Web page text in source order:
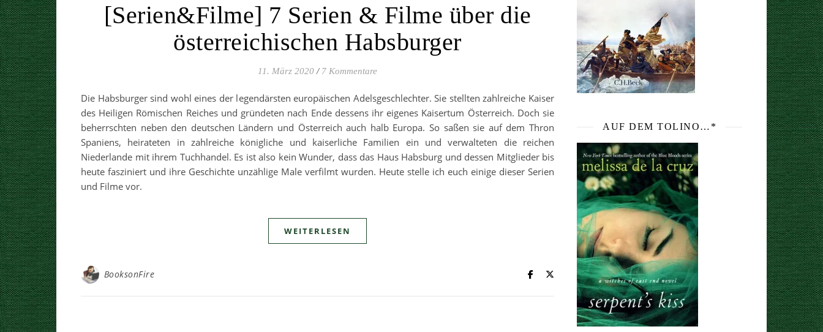
[Serien&Filme] 7 Serien & Filme über die
österreichischen Habsburger
11. März 2020 / 7 Kommentare
Die Habsburger sind wohl eines der legendärsten europäischen Adelsgeschlechter. Sie stellten zahlreiche Kaiser
des Heiligen Römischen Reiches und gründeten nach Ende dessens ihr eigenes Kaisertum Österreich. Doch sie
beherrschten neben den deutschen Ländern und Österreich auch halb Europa. So saßen sie auf dem Thron
Spaniens, heirateten in zahlreiche königliche und kaiserliche Familien ein und verwalteten die reichen
Niederlande mit ihrem Tuchhandel. Es ist also kein Wunder, dass das Haus Habsburg und dessen Mitglieder bis
heute fasziniert und ihre Geschichte unzählige Male verfilmt wurden. Heute stelle ich euch einige dieser Serien
und Filme vor.
WEITERLESEN
BooksonFire
AUF DEM TOLINO…*